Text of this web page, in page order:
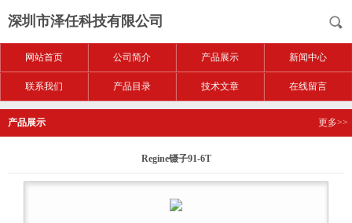
深圳市泽任科技有限公司
网站首页 公司简介 产品展示 新闻中心
联系我们 产品目录 技术文章 在线留言
产品展示 更多>>
Regine镊子91-6T